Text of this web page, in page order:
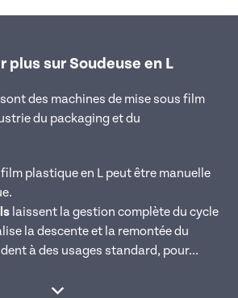
plus sur Soudeuse en L
des machines de mise sous film
du packaging et du
plastique en L peut être manuelle
laissent la gestion complète du cycle
la descente et la remontée du
à des usages standard, pour...